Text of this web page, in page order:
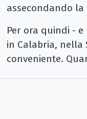
assecondando
Per ora quindi -
in Calabria, nella
conveniente.